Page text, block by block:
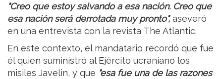
"Creo que estoy salvando a esa nación. Creo que
esa nación será derrotada muy pronto",aseveró
en una entrevista con la revista The Atlantic.
En este contexto, el mandatario recordó que fue
él quien suministró al Ejército ucraniano los
misiles Javelin, y que "esa fue una de las razones